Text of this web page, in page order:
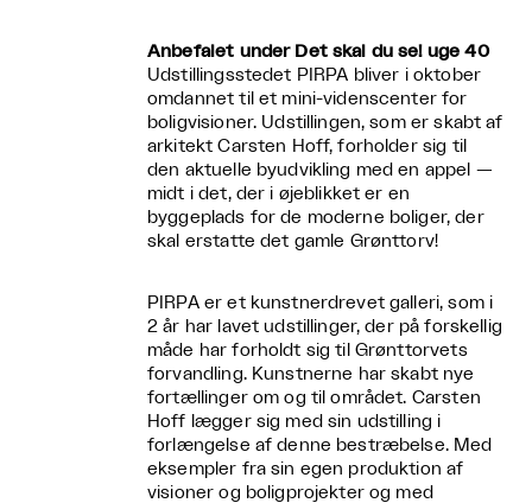
Anbefalet under Det skal du se! uge 40
Udstillingsstedet PIRPA bliver i oktober
omdannet til et mini-videnscenter for
boligvisioner. Udstillingen, som er skabt af
arkitekt Carsten Hoff, forholder sig til
den aktuelle byudvikling med en appel —
midt i det, der i øjeblikket er en
byggeplads for de moderne boliger, der
skal erstatte det gamle Grønttorv!
PIRPA er et kunstnerdrevet galleri, som i
2 år har lavet udstillinger, der på forskellig
måde har forholdt sig til Grønttorvets
forvandling. Kunstnerne har skabt nye
fortællinger om og til området. Carsten
Hoff lægger sig med sin udstilling i
forlængelse af denne bestræbelse. Med
eksempler fra sin egen produktion af
visioner og boligprojekter og med